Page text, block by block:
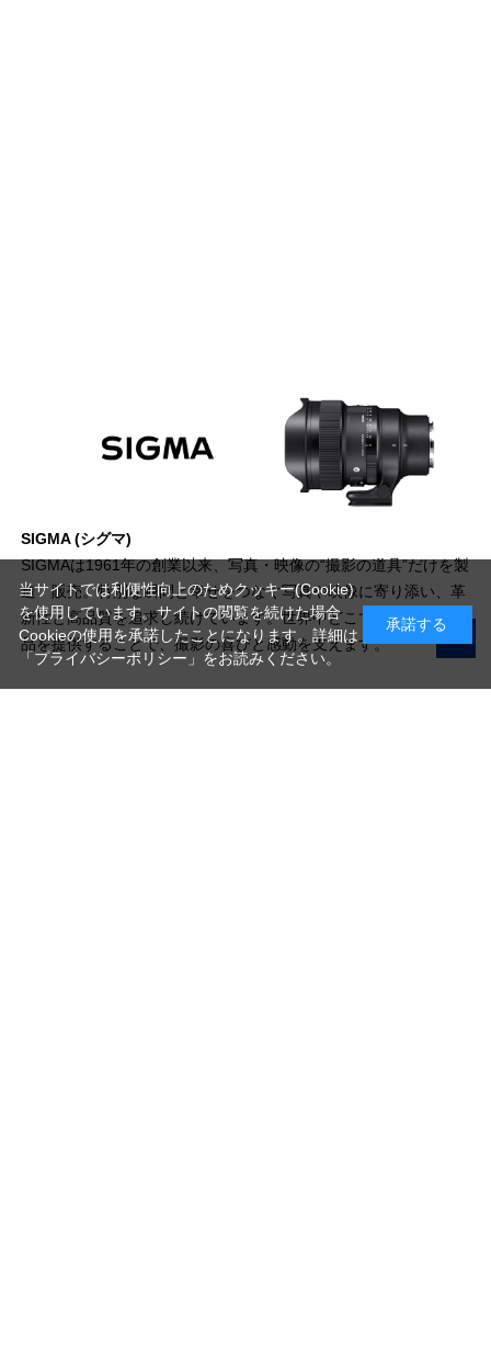
SIGMA (シグマ)
SIGMAは1961年の創業以来、写真・映像の“撮影の道具”だけを製
造・販売。特別な瞬間と幸せをつなぐ写真や映像に寄り添い、革
新性と高品質を追求し続けています。世界中どこでも楽しめる製
品を提供することで、撮影の喜びと感動を支えます。
当サイトでは利便性向上のためクッキー(Cookie)
を使用しています。サイトの閲覧を続けた場合
Cookieの使用を承諾したことになります。詳細は
「プライバシーポリシー」 をお読みください。
承諾する